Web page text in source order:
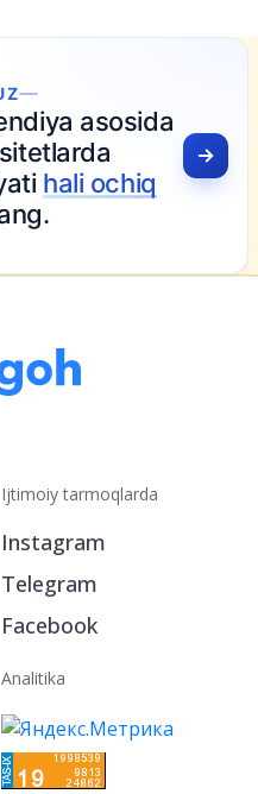
Ijtimoiy tarmoqlarda
Telegram
Facebook
Analitika